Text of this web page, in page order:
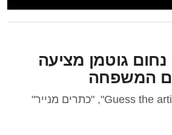
נחום גוטמן מציעה
המשפחה
"נחש מי האמן – Guess the artist", "כתרים מנייר"